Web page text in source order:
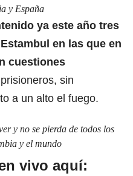
y España
ya este año tres
en las que en
cuestiones
sin
a un alto el fuego.
y no se pierda de todos los
y el mundo
vivo aquí: